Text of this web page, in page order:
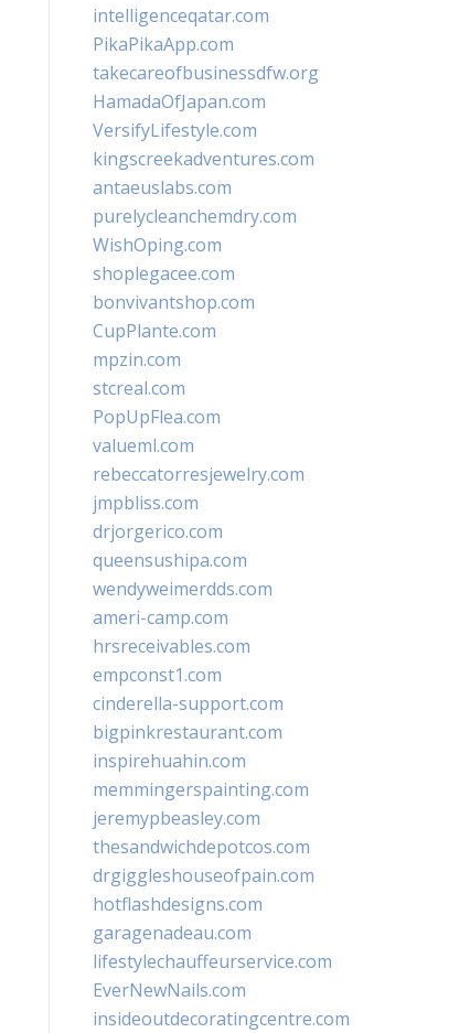
intelligenceqatar.com
PikaPikaApp.com
takecareofbusinessdfw.org
HamadaOfJapan.com
VersifyLifestyle.com
kingscreekadventures.com
antaeuslabs.com
purelycleanchemdry.com
WishOping.com
shoplegacee.com
bonvivantshop.com
CupPlante.com
mpzin.com
stcreal.com
PopUpFlea.com
valueml.com
rebeccatorresjewelry.com
jmpbliss.com
drjorgerico.com
queensushipa.com
wendyweimerdds.com
ameri-camp.com
hrsreceivables.com
empconst1.com
cinderella-support.com
bigpinkrestaurant.com
inspirehuahin.com
memmingerspainting.com
jeremypbeasley.com
thesandwichdepotcos.com
drgiggleshouseofpain.com
hotflashdesigns.com
garagenadeau.com
lifestylechauffeurservice.com
EverNewNails.com
insideoutdecoratingcentre.com